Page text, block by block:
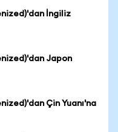
İngiliz
Japon
Çin Yuanı'na